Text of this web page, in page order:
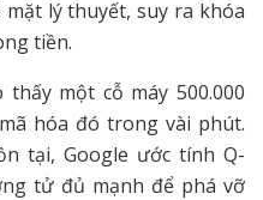
lý thuyết, suy ra khóa
tiền.
thấy một cỗ máy 500.000
hóa đó trong vài phút.
tại, Google ước tính Q-
tử đủ mạnh để phá vỡ